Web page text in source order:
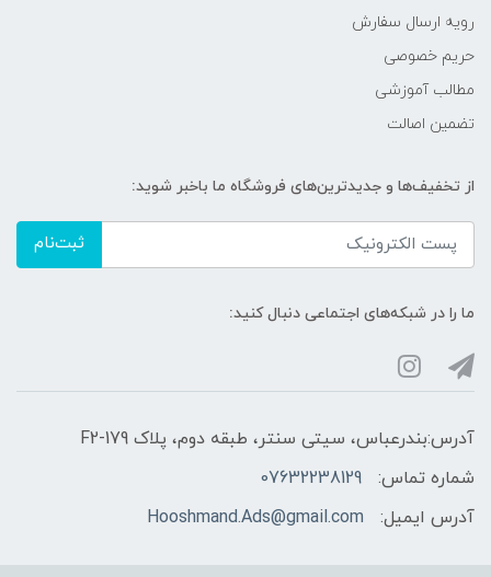
رویه ارسال سفارش
حریم خصوصی
مطالب آموزشی
تضمین اصالت
از تخفیف‌ها و جدیدترین‌های فروشگاه ما باخبر شوید:
ثبت‌نام
ما را در شبکه‌های اجتماعی دنبال کنید:
آدرس:بندرعباس، سیتی سنتر، طبقه دوم، پلاک F2-179
شماره تماس:
07632238129
آدرس ایمیل:
Hooshmand.Ads@gmail.com